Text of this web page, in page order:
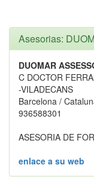
Asesorias:
DUOMAR
C DOCTOR
-VILADECANS
Barcelona /
936588301
ASESORIA DE
enlace a su web